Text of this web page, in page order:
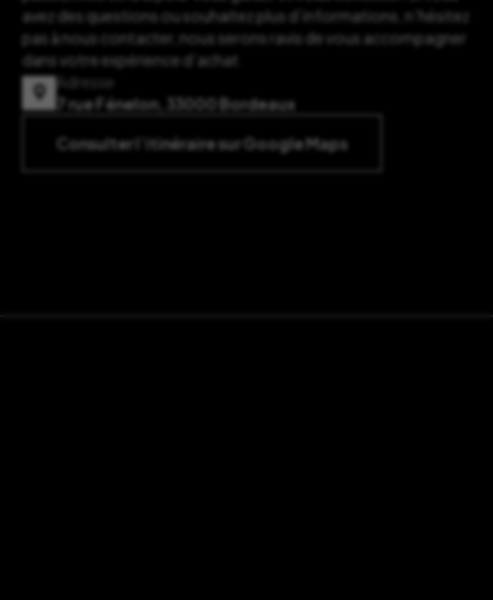
avez des questions ou souhaitez plus d’informations, n’hésitez
pas à nous contacter, nous serons ravis de vous accompagner
dans votre expérience d’achat.
Adresse
7 rue Fénelon, 33000 Bordeaux
Consulter l’itinéraire sur Google Maps